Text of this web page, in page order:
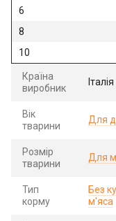
6
8
10
Країна
виробник
Італія
Вік
тварини
Для
Розмір
тварини
Для
Тип
корму
Без
м'яса